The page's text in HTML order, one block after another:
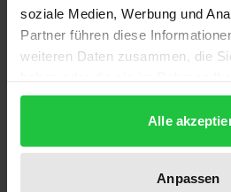
soziale Medien, Werbung und
Partner führen diese
weiteren Daten zusammen, die
gesammelt haben.
Alle
Anpassen
Potential darin liegen könnte,
auch auf die historische
historische
auf ihre Profilbildung
Herausforderungen
für die systematische